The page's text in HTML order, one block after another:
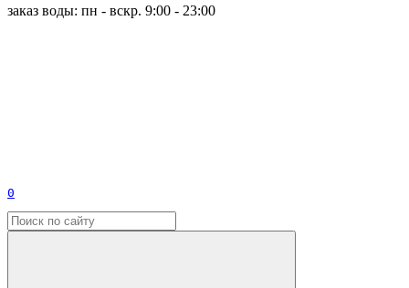
заказ воды: пн - вскр. 9:00 - 23:00
0